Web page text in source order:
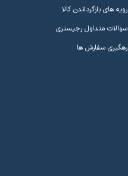
رویه های بازگرداندن کالا
سوالات متداول رجیستری
رهگیری سفارش ها